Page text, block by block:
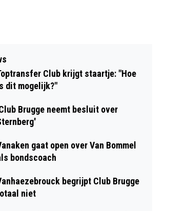
Club krijgt staartje: "Hoe
dit mogelijk?"
Brugge neemt besluit over
gaat open over Van Bommel
bondscoach
begrijpt Club Brugge
niet